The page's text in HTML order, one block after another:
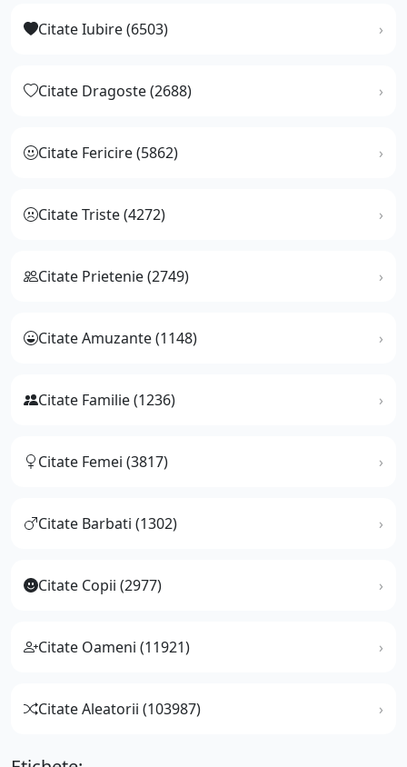
Citate Iubire (6503)
Citate Dragoste (2688)
Citate Fericire (5862)
Citate Triste (4272)
Citate Prietenie (2749)
Citate Amuzante (1148)
Citate Familie (1236)
Citate Femei (3817)
Citate Barbati (1302)
Citate Copii (2977)
Citate Oameni (11921)
Citate Aleatorii (103987)